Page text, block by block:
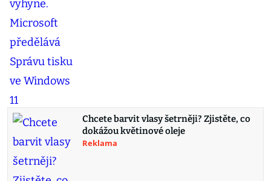
Chcete barvit vlasy šetrněji? Zjistěte, co
dokážou květinové oleje
Reklama